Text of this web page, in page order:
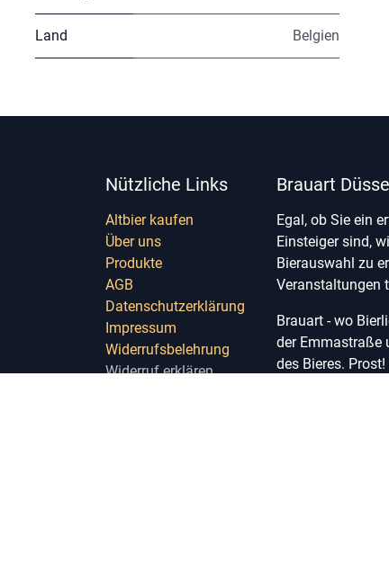
Land Belgien
Nützliche Links
Altbier kaufen
Über uns
Produkte
AGB
Datenschutzerklärung
Impressum
Widerrufsbelehrung
Widerruf erklären
Brauart
Egal, ob Sie ein
Einsteiger sind,
Bierauswahl zu
Veranstaltungen
Brauart - wo
der Emmastraße
des Bieres. Prost!